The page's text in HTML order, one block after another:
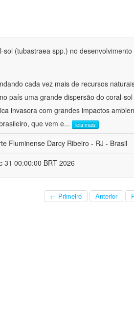
(tubastraea spp.) no
cada vez mais de recursos
país uma grande dispersão do coral-
invasora com grandes impactos
que vem e... leia mais
Fluminense Darcy Ribeiro - RJ - Brasil
31 00:00:00 BRT 2026
← Primeiro Anterior